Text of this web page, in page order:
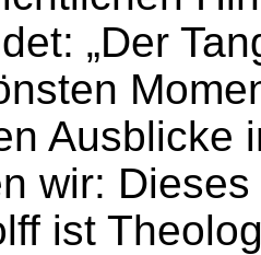
„Der
Ausblicke
wir:
ist